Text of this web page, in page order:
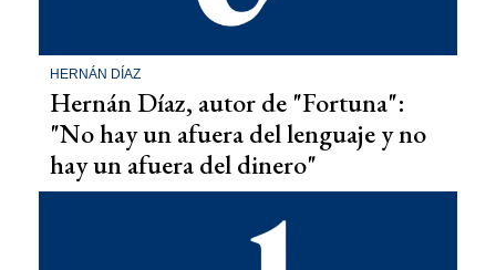
HERNÁN DÍAZ
Hernán Díaz, autor de "Fortuna":
"No hay un afuera del lenguaje y no
hay un afuera del dinero"